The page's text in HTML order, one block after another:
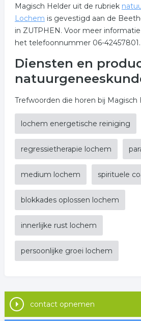
Magisch Helder uit de rubriek
Lochem is gevestigd aan de
in ZUTPHEN. Voor meer
het telefoonnummer 06-42457801.
Diensten en
Trefwoorden die horen bij Magisch
lochem energetische reiniging
regressietherapie lochem
medium lochem spirituele
blokkades oplossen lochem
innerlijke rust lochem
persoonlijke groei lochem
contact opnemen